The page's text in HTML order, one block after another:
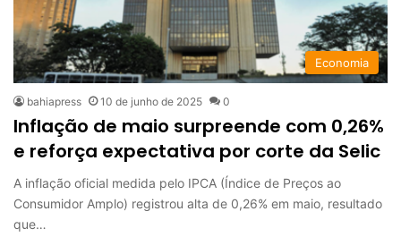
Economia
bahiapress 10 de junho de 2025 0
Inflação de maio surpreende com 0,26%
e reforça expectativa por corte da Selic
A inflação oficial medida pelo IPCA (Índice de Preços ao
Consumidor Amplo) registrou alta de 0,26% em maio, resultado
que…